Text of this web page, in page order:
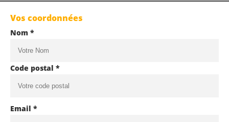
Vos coordonnées
Nom *
Code postal *
Email *